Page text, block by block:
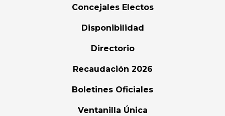
Concejales Electos
Disponibilidad
Directorio
Recaudación 2026
Boletines Oficiales
Ventanilla Única